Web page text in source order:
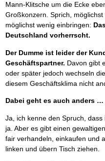
Mann-Klitsche um die Ecke
Großkonzern. Sprich,
möglichst wenig einbringen:
Deutschland vorherrscht.
Der Dumme ist leider der
Geschäftspartner. Davon gibt
oder später jedoch wechseln
diesem Geschäftsklima nicht
Dabei geht es auch anders …
Ja, ich kenne den Spruch,
ja. Aber es gibt einen
fair verhandeln, einkaufen und
linken und übern Tisch ziehen.